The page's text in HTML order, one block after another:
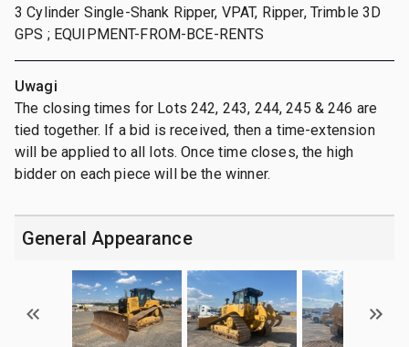
3 Cylinder Single-Shank Ripper, VPAT, Ripper, Trimble 3D
GPS ; EQUIPMENT-FROM-BCE-RENTS
Uwagi
The closing times for Lots 242, 243, 244, 245 & 246 are
tied together. If a bid is received, then a time-extension
will be applied to all lots. Once time closes, the high
bidder on each piece will be the winner.
General Appearance